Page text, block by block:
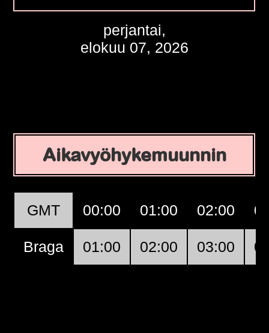
perjantai,
elokuu 07, 2026
Aikavyöhykemuunnin
GMT 00:00 01:00 02:00
Braga 01:00 02:00 03:00